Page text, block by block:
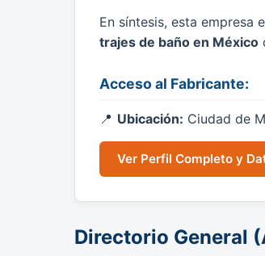
En síntesis, esta empresa
trajes de baño en México
Acceso al Fabricante:
Ubicación: Ciudad de
Ver Perfil Completo y
Directorio General